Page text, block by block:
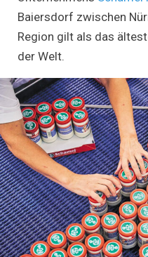
Baiersdorf zwischen
Region gilt als das
der Welt.